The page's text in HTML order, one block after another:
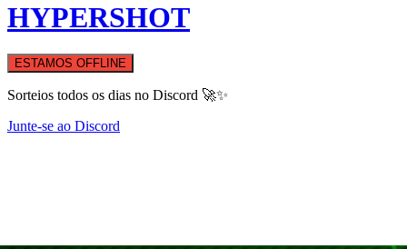
HYPERSHOT
ESTAMOS OFFLINE
Sorteios todos os dias no Discord 🚀✨
Junte-se ao Discord